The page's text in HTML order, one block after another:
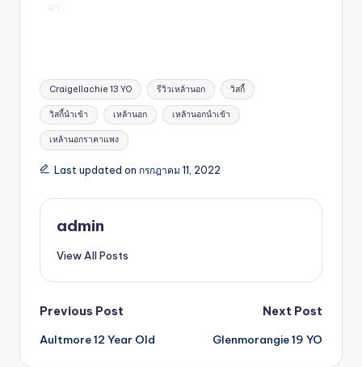
มา
Craigellachie 13 YO รีวิวเหล้านอก วิสกี้
วิสกี้นำเข้า เหล้านอก เหล้านอกนำเข้า
เหล้านอกราคาแพง
Last updated on กรกฎาคม 11, 2022
admin
View All Posts
Previous Post
Aultmore 12 Year Old
Next Post
Glenmorangie 19 YO